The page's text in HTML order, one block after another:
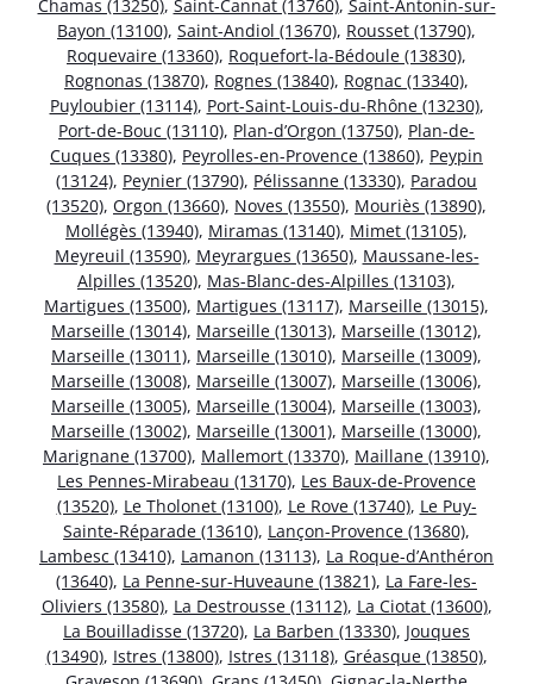
Chamas (13250), Saint-Cannat (13760), Saint-Antonin-sur-
Bayon (13100), Saint-Andiol (13670), Rousset (13790),
Roquevaire (13360), Roquefort-la-Bédoule (13830),
Rognonas (13870), Rognes (13840), Rognac (13340),
Puyloubier (13114), Port-Saint-Louis-du-Rhône (13230),
Port-de-Bouc (13110), Plan-d’Orgon (13750), Plan-de-
Cuques (13380), Peyrolles-en-Provence (13860), Peypin
(13124), Peynier (13790), Pélissanne (13330), Paradou
(13520), Orgon (13660), Noves (13550), Mouriès (13890),
Mollégès (13940), Miramas (13140), Mimet (13105),
Meyreuil (13590), Meyrargues (13650), Maussane-les-
Alpilles (13520), Mas-Blanc-des-Alpilles (13103),
Martigues (13500), Martigues (13117), Marseille (13015),
Marseille (13014), Marseille (13013), Marseille (13012),
Marseille (13011), Marseille (13010), Marseille (13009),
Marseille (13008), Marseille (13007), Marseille (13006),
Marseille (13005), Marseille (13004), Marseille (13003),
Marseille (13002), Marseille (13001), Marseille (13000),
Marignane (13700), Mallemort (13370), Maillane (13910),
Les Pennes-Mirabeau (13170), Les Baux-de-Provence
(13520), Le Tholonet (13100), Le Rove (13740), Le Puy-
Sainte-Réparade (13610), Lançon-Provence (13680),
Lambesc (13410), Lamanon (13113), La Roque-d’Anthéron
(13640), La Penne-sur-Huveaune (13821), La Fare-les-
Oliviers (13580), La Destrousse (13112), La Ciotat (13600),
La Bouilladisse (13720), La Barben (13330), Jouques
(13490), Istres (13800), Istres (13118), Gréasque (13850),